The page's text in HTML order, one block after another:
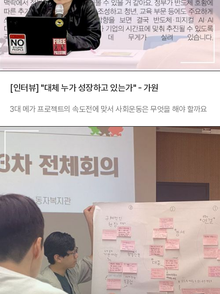
[인터뷰] "대체 누가 성장하고 있는가" - 가원
3대 메가 프로젝트의 속도전에 맞서 사회운동은 무엇을 해야 할까요